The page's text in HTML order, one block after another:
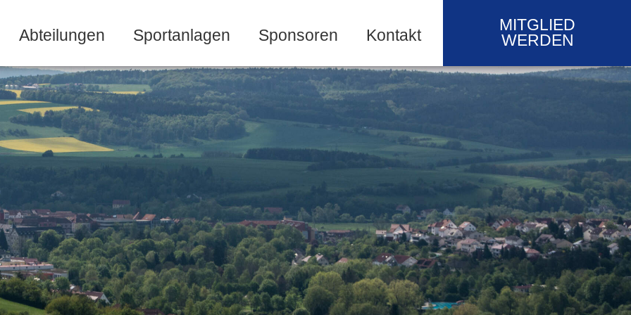
Abteilungen Sportanlagen Sponsoren Kontakt
MITGLIED
WERDEN